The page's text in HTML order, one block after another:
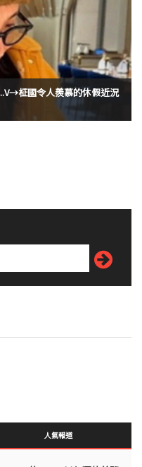
柾國令人羨慕的休假近況
人氣報道